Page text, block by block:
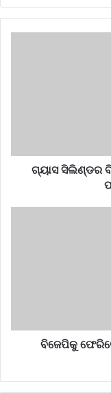
ଗ୍ୟାସ ସିଲିଣ୍ଡର
ବିଜେପିକୁ